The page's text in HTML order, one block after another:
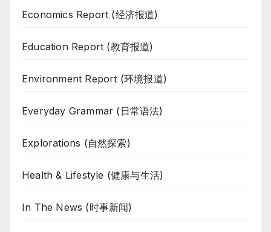
Economics Report (经济报道)
Education Report (教育报道)
Environment Report (环境报道)
Everyday Grammar (日常语法)
Explorations (自然探索)
Health & Lifestyle (健康与生活)
In The News (时事新闻)